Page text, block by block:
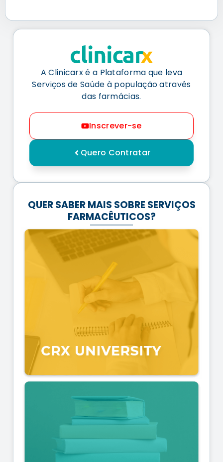
A Clinicarx é a Plataforma que leva
Serviços de Saúde à população através
das farmácias.
Inscrever-se
Quero Contratar
QUER SABER MAIS SOBRE SERVIÇOS
FARMACÊUTICOS?